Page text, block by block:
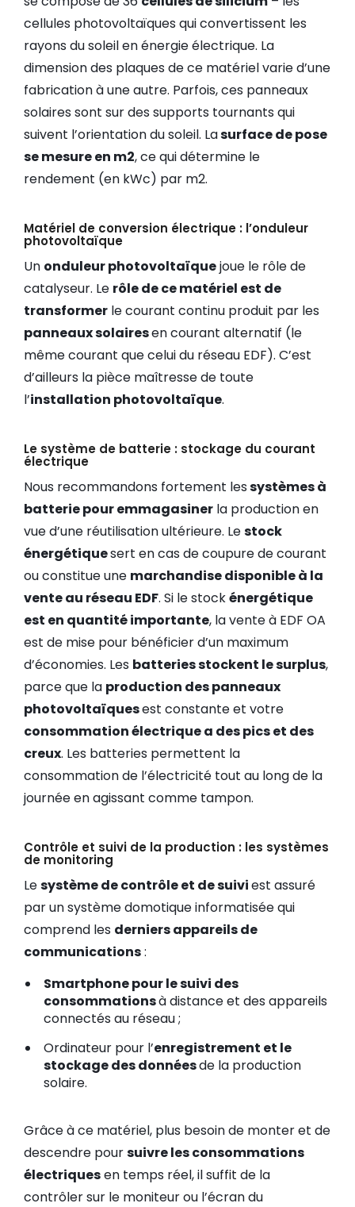
cellules photovoltaïques qui convertissent les
rayons du soleil en énergie électrique. La
dimension des plaques de ce matériel varie d’une
fabrication à une autre. Parfois, ces panneaux
solaires sont sur des supports tournants qui
suivent l’orientation du soleil. Lasurface de pose
se mesure en m2, ce qui détermine le
rendement (en kWc) par m2.
Matériel de conversion électrique : l’onduleur
photovoltaïque
Un onduleur photovoltaïquejoue le rôle de
catalyseur. Le rôle de ce matériel est de
transformer le courant continu produit par les
panneaux solairesen courant alternatif (le
même courant que celui du réseau EDF). C’est
d’ailleurs la pièce maîtresse de toute
l’installation photovoltaïque.
Le système de batterie : stockage du courant
électrique
Nous recommandons fortement lessystèmes à
batterie pour emmagasiner la production en
vue d’une réutilisation ultérieure. Lestock
énergétiquesert en cas de coupure de courant
ou constitue une marchandise disponible à la
vente au réseau EDF. Si le stockénergétique
est en quantité importante, la vente à EDF OA
est de mise pour bénéficier d’un maximum
d’économies. Les batteries stockent le surplus,
parce que la production des panneaux
photovoltaïquesest constante et votre
consommation électrique a des pics et des
creux. Les batteries permettent la
consommation de l’électricité tout au long de la
journée en agissant comme tampon.
Contrôle et suivi de la production : les systèmes
de monitoring
Lesystème de contrôle et de suiviest assuré
par un système domotique informatisée qui
comprend les derniers appareils de
communications:
Smartphone pour le suivi des
consommationsà distance et des appareils
connectés au réseau ;
Ordinateur pour l’enregistrement et le
stockage des donnéesde la production
solaire.
Grâce à ce matériel, plus besoin de monter et de
descendre poursuivre les consommations
électriquesen temps réel, il suffit de la
contrôler sur le moniteur ou l’écran du